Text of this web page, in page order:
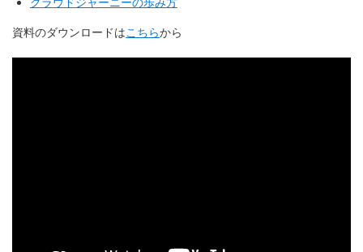
資料のダウンロードはこちらから